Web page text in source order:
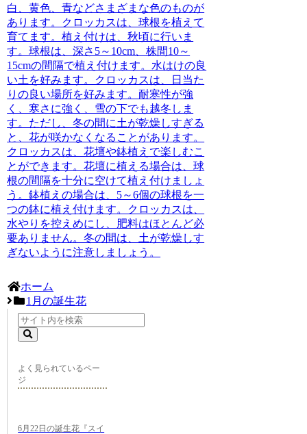
白、黄色、青などさまざまな色のものが
あります。クロッカスは、球根を植えて
育てます。植え付けは、秋頃に行いま
す。球根は、深さ5～10cm、株間10～
15cmの間隔で植え付けます。水はけの良
い土を好みます。クロッカスは、日当た
りの良い場所を好みます。耐寒性が強
く、寒さに強く、雪の下でも越冬しま
す。ただし、冬の間に土が乾燥しすぎる
と、花が咲かなくなることがあります。
クロッカスは、花壇や鉢植えで楽しむこ
とができます。花壇に植える場合は、球
根の間隔を十分に空けて植え付けましょ
う。鉢植えの場合は、5～6個の球根を一
つの鉢に植え付けます。クロッカスは、
水やりを控えめにし、肥料はほとんど必
要ありません。冬の間は、土が乾燥しす
ぎないように注意しましょう。
ホーム
1月の誕生花
よく見られているペー
ジ
6月22日の誕生花『スイ